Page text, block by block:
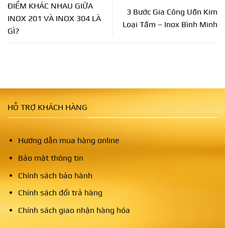
ĐIỂM KHÁC NHAU GIỮA
INOX 201 VÀ INOX 304 LÀ
GÌ?
3 Bước Gia Công Uốn Kim
Loại Tấm – Inox Bình Minh
HỖ TRỢ KHÁCH HÀNG
Hướng dẫn mua hàng online
Bảo mật thông tin
Chính sách bảo hành
Chính sách đổi trả hàng
Chính sách giao nhận hàng hóa